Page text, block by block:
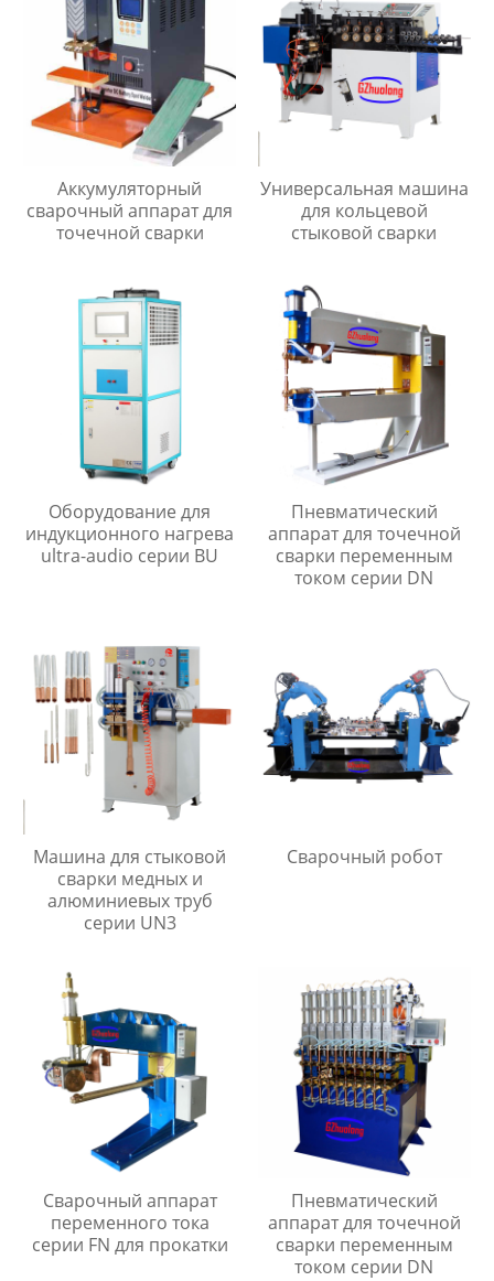
Аккумуляторный
сварочный аппарат для
точечной сварки
Универсальная машина
для кольцевой
стыковой сварки
Оборудование для
индукционного нагрева
ultra-audio серии BU
Пневматический
аппарат для точечной
сварки переменным
током серии DN
Машина для стыковой
сварки медных и
алюминиевых труб
серии UN3
Сварочный робот
Сварочный аппарат
переменного тока
серии FN для прокатки
Пневматический
аппарат для точечной
сварки переменным
током серии DN